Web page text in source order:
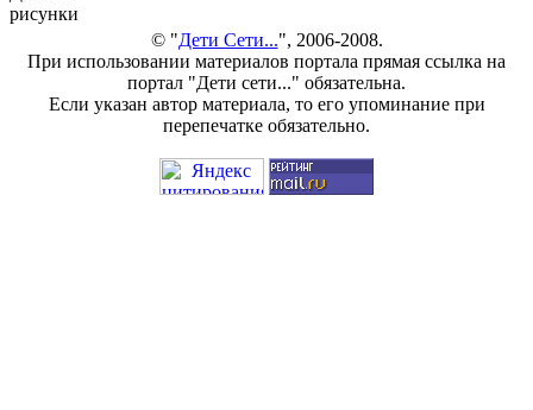
рисунки
© "Дети Сети...", 2006-2008.
При использовании материалов портала прямая ссылка на
портал "Дети сети..." обязательна.
Если указан автор материала, то его упоминание при
перепечатке обязательно.